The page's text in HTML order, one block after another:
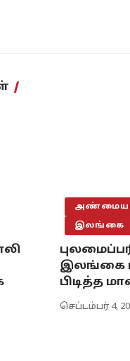
அண்மைய
இலங்கை
இலங்கை
பிடித்த
செப்டம்பர் 4,